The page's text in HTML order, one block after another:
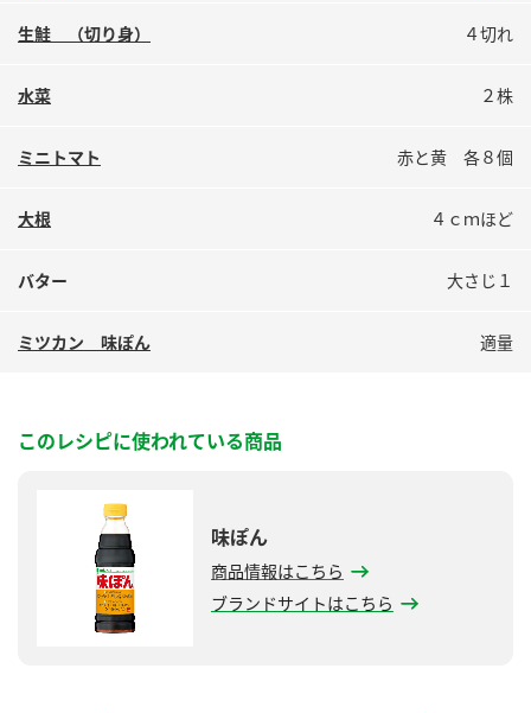
検索
業務用サイト ミツカングループについて 製造所固有記号一覧
生鮭 （切り身） ４切れ
水菜 ２株
ミニトマト 赤と黄 各８個
大根 ４ｃｍほど
バター 大さじ１
ミツカン 味ぽん 適量
このレシピに使われている商品
味ぽん
商品情報はこちら
ブランドサイトはこちら